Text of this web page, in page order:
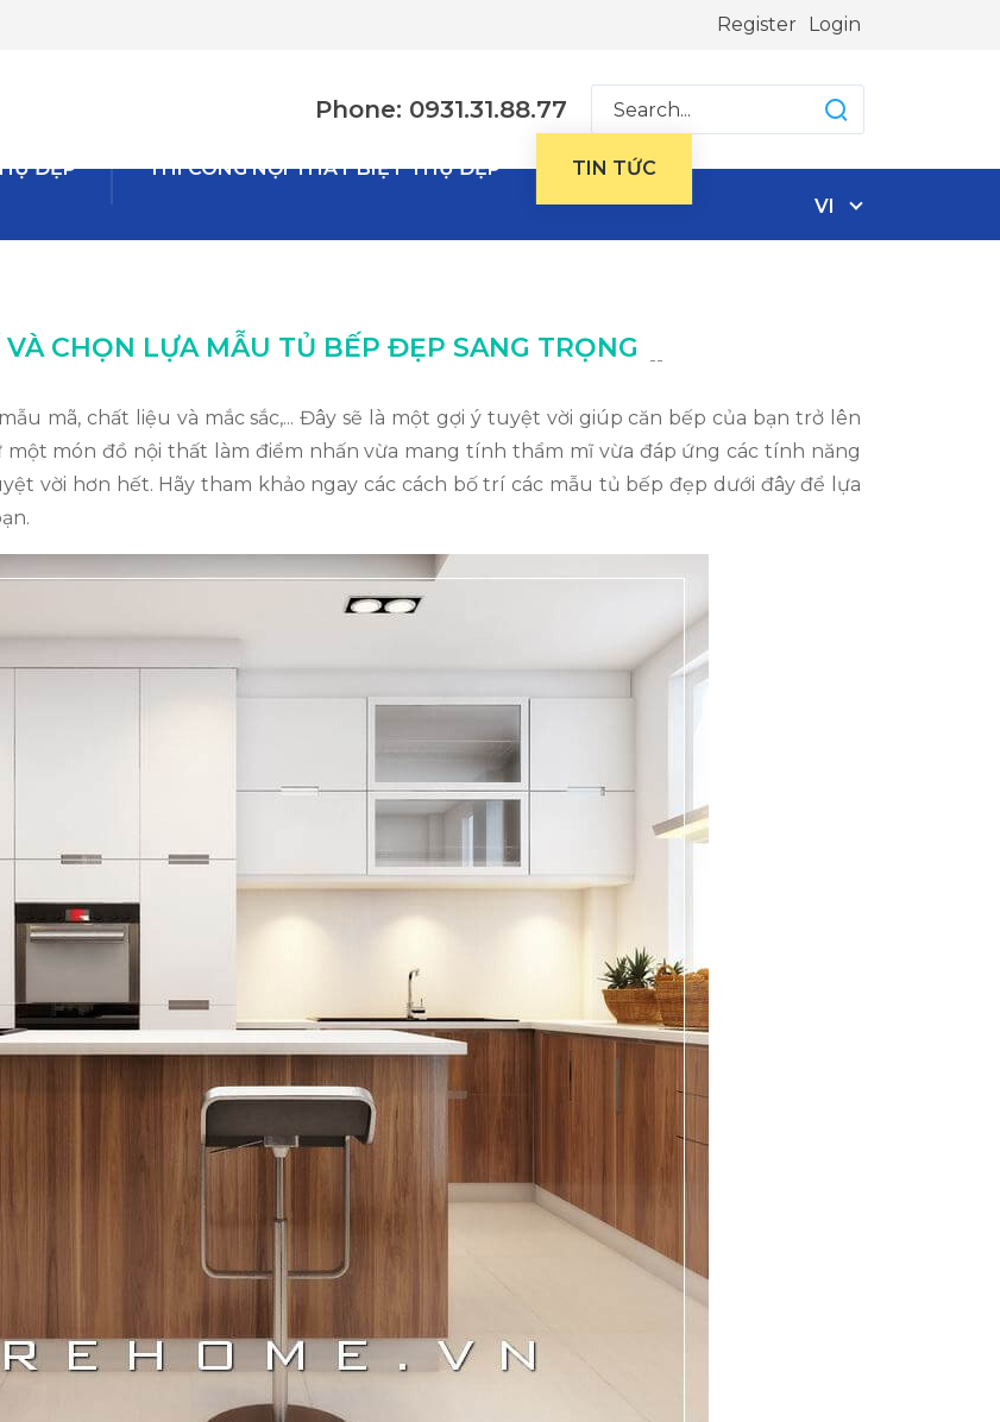
Register Login
Phone: 0931.31.88.77
ĐẸP THI CÔNG NỘI THẤT BIỆT THỰ ĐẸP TIN TỨC
VI
CHỌN LỰA MẪU TỦ BẾP ĐẸP SANG TRỌNG --
mã, chất liệu và mắc sắc,... Đây sẽ là một gợi ý tuyệt vời giúp căn bếp của bạn trở lên
món đồ nội thất làm điểm nhấn vừa mang tính thẩm mĩ vừa đáp ứng các tính năng
vời hơn hết. Hãy tham khảo ngay các cách bố trí các mẫu tủ bếp đẹp dưới đây để lựa